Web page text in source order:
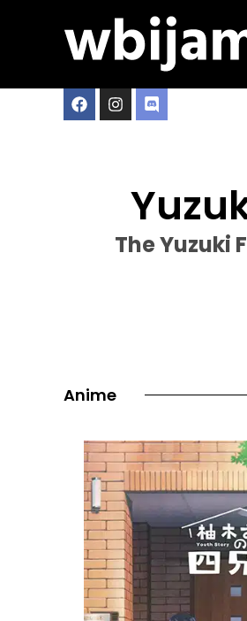
The Yuzuki
Anime